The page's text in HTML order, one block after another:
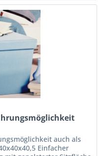
auch als
Einfacher